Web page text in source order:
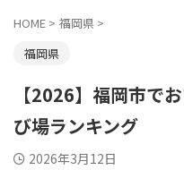
HOME > 福岡県 >
福岡県
【2026】福岡市で
び場ランキング
2026年3月12日